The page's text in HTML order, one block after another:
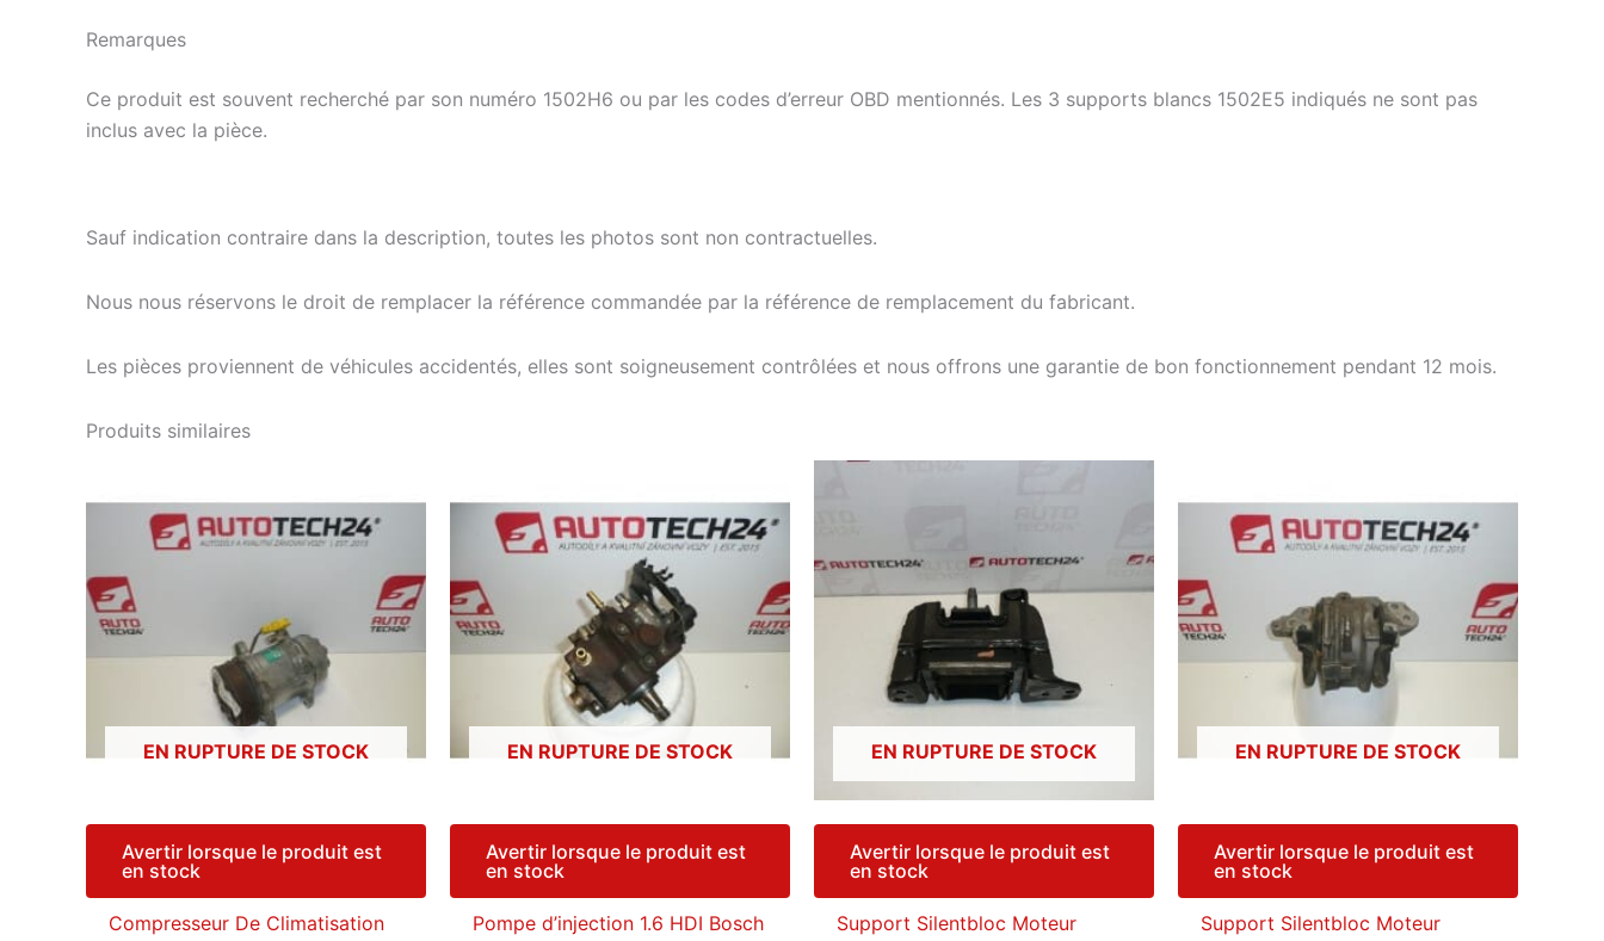
Remarques
Ce produit est souvent recherché par son numéro 1502H6 ou par les codes d’erreur OBD mentionnés. Les 3 supports blancs 1502E5 indiqués ne sont pas
inclus avec la pièce.
Sauf indication contraire dans la description, toutes les photos sont non contractuelles.
Nous nous réservons le droit de remplacer la référence commandée par la référence de remplacement du fabricant.
Les pièces proviennent de véhicules accidentés, elles sont soigneusement contrôlées et nous offrons une garantie de bon fonctionnement pendant 12 mois.
Produits similaires
EN RUPTURE DE STOCK
Avertir lorsque le produit est
en stock
Compresseur De Climatisation
EN RUPTURE DE STOCK
Avertir lorsque le produit est
en stock
Pompe d’injection 1.6 HDI Bosch
EN RUPTURE DE STOCK
Avertir lorsque le produit est
en stock
Support Silentbloc Moteur
EN RUPTURE DE STOCK
Avertir lorsque le produit est
en stock
Support Silentbloc Moteur